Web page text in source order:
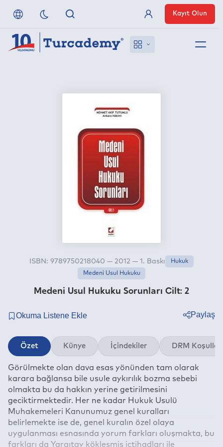
Anlaşmalı Yayınevleri
Üye Girişi
Kayıt Olun
Medeni Usul Hukuku Sorunları Cilt: 2
ISBN: 9789750218040 — 2012 — 1. Baskı
Hukuk
Medeni Usul Hukuku
Paylaş
Twitter
Linkedin
Whatsapp
E-mail
Özet Künye İçindekiler DRM Koşulları
Görülmekte olan dava esas yönünden tam olarak
karara bağlansa bile usule aykırılık bozma sebebi
olmakta bu da hakkın yerine getirilmesini
geciktirmektedir. Her ne kadar Hukuk Usulü
Muhakemeleri Kanunumuz genel kuralları
belirlemekte ise de, genel kuralın özel olaya
uygulanması esnasında yorum farkları oluşmakta, bu
farkları da Yargıtay kökleşmiş içtihadları ile